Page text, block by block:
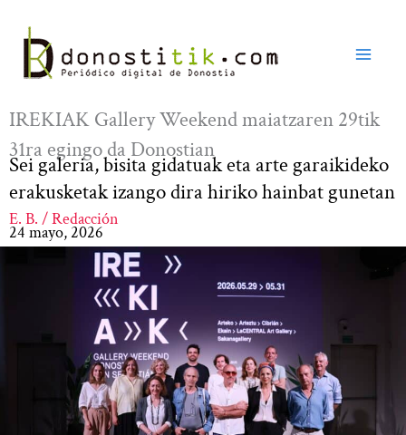
contenido
IREKIAK Gallery Weekend maiatzaren 29tik
31ra egingo da Donostian
Sei galeria, bisita gidatuak eta arte garaikideko
erakusketak izango dira hiriko hainbat gunetan
E. B. / Redacción
24 mayo, 2026